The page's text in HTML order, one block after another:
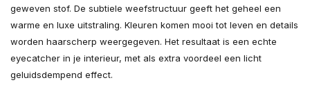
geweven stof. De subtiele weefstructuur geeft het geheel een
warme en luxe uitstraling. Kleuren komen mooi tot leven en details
worden haarscherp weergegeven. Het resultaat is een echte
eyecatcher in je interieur, met als extra voordeel een licht
geluidsdempend effect.